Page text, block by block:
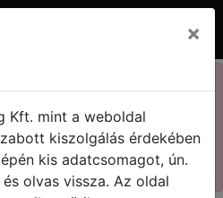
×
Kft. mint a weboldal
kiszolgálás érdekében
kis adatcsomagot, ún.
olvas vissza. Az oldal
nap
jegyek! a